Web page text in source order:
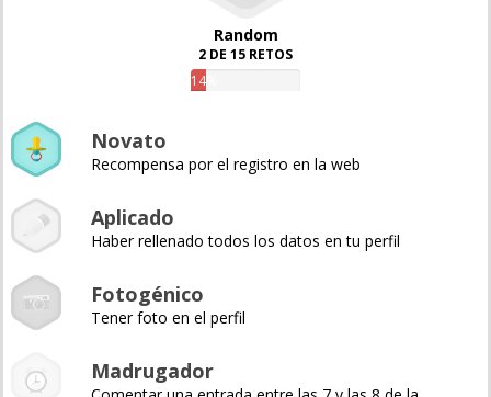
Random
2 DE 15 RETOS
14%
Novato
Recompensa por el registro en la web
Aplicado
Haber rellenado todos los datos en tu perfil
Fotogénico
Tener foto en el perfil
Madrugador